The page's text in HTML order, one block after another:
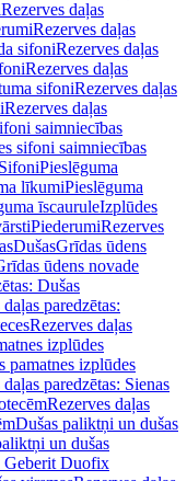
Rezerves daļas
Rezerves daļas
sifoniRezerves daļas
Rezerves daļas
sifoniRezerves daļas
Rezerves daļas
saimniecības
sifoni saimniecības
Pieslēguma
līkumiPieslēguma
īscauruleIzplūdes
PiederumiRezerves
DušasGrīdas ūdens
ūdens novade
Dušas
paredzētas:
Rezerves daļas
izplūdes
pamatnes izplūdes
paredzētas: Sienas
Rezerves daļas
Dušas paliktņi un dušas
un dušas
Geberit Duofix